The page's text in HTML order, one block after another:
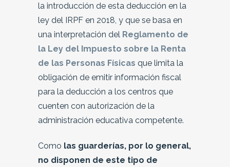
la introducción de esta deducción en la
ley del IRPF en 2018, y que se basa en
una interpretación del Reglamento de
la Ley del Impuesto sobre la Renta
de las Personas Físicas que limita la
obligación de emitir información fiscal
para la deducción a los centros que
cuenten con autorización de la
administración educativa competente.
Como las guarderías, por lo general,
no disponen de este tipo de